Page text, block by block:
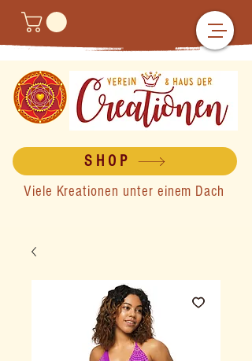
SHOP
Viele Kreationen unter einem Dach